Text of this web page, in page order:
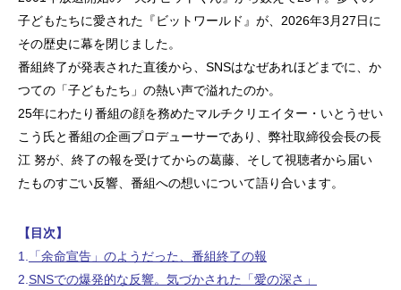
子どもたちに愛された『ビットワールド』が、2026年3月27日に
その歴史に幕を閉じました。
番組終了が発表された直後から、SNSはなぜあれほどまでに、か
つての「子どもたち」の熱い声で溢れたのか。
25年にわたり番組の顔を務めたマルチクリエイター・いとうせい
こう氏と番組の企画プロデューサーであり、弊社取締役会長の長
江 努が、終了の報を受けてからの葛藤、そして視聴者から届い
たものすごい反響、番組への想いについて語り合います。
【目次】
1.
「余命宣告」のようだった、番組終了の報
2. SNSでの爆発的な反響。気づかされた「愛の深さ」